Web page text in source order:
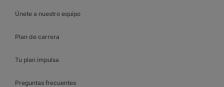
Únete a nuestro equipo
Plan de carrera
Tu plan impulsa
Preguntas frecuentes